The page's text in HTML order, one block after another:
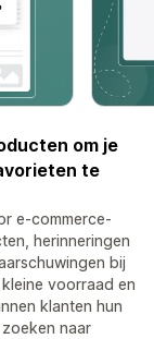
om je
te
e-commerce-
herinneringen
bij
voorraad en
klanten hun
naar